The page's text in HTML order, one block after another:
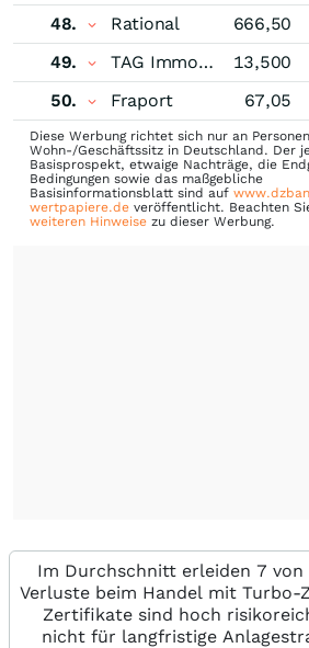
48.
Rational 666,50
49.
TAG Immobilien 13,500
50.
Fraport 67,05
Diese Werbung richtet sich nur an
Wohn-/Geschäftssitz in Deutschland. Der
Basisprospekt, etwaige Nachträge, die
Bedingungen sowie das maßgebliche
Basisinformationsblatt sind auf
wertpapiere.de veröffentlicht. Beachten
weiteren Hinweise zu dieser Werbung.
Im Durchschnitt erleiden 7 von
Verluste beim Handel mit
Zertifikate sind hoch
nicht für langfristige